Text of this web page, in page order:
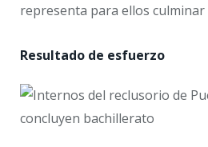
representa para ellos
Resultado de esfuerzo